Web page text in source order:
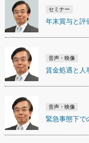
セミナー
年末賞与と評
音声・映像
賃金処遇と人
音声・映像
緊急事態下で